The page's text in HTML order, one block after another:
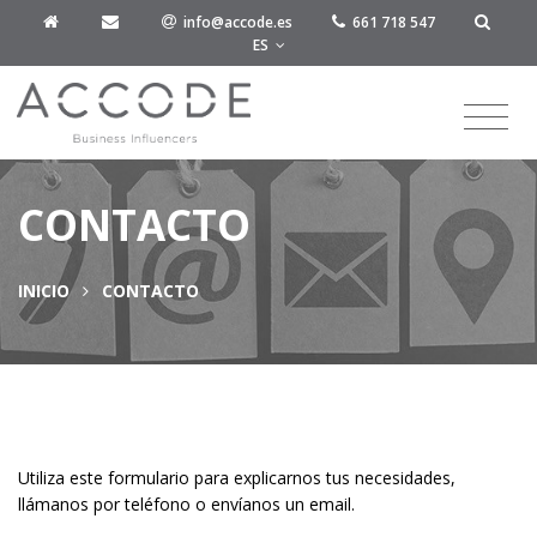
info@accode.es
661 718 547
ES
CONTACTO
INICIO CONTACTO
Utiliza este formulario para explicarnos tus necesidades,
llámanos por teléfono o envíanos un email.